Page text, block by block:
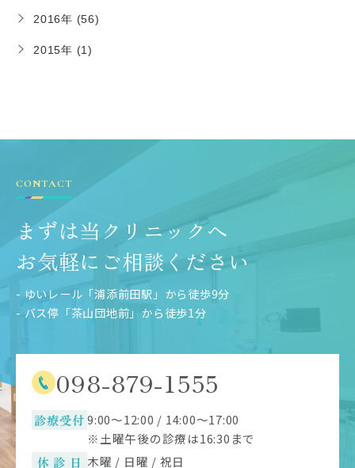
2016年 (56)
2015年 (1)
CONTACT
まずは当クリニックへ
お気軽にご相談ください
- ゆいレール「浦添前田駅」から徒歩9分
- バス停「茶山団地前」から徒歩1分
098-879-1555
診療受付9:00～12:00 / 14:00～17:00
※土曜午後の診療は16:30まで
休 診 日 木曜 / 日曜 / 祝日